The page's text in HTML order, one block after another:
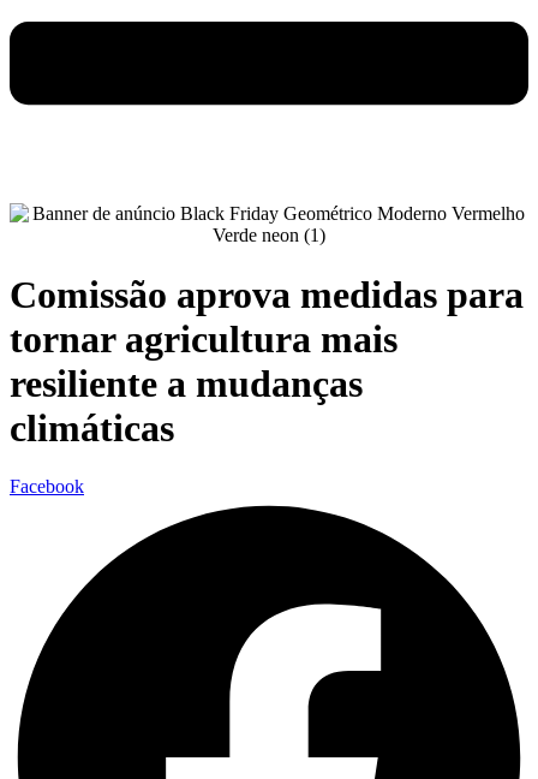
Comissão aprova medidas para
tornar agricultura mais
resiliente a mudanças
climáticas
Facebook